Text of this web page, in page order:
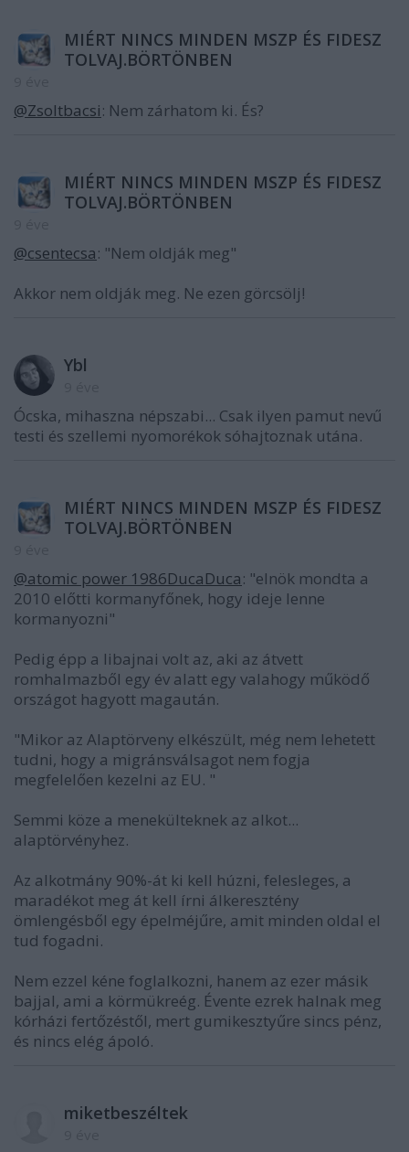
MIÉRT NINCS MINDEN MSZP ÉS FIDESZ
TOLVAJ.BÖRTÖNBEN
@Zsoltbacsi: Nem zárhatom ki. És?
MIÉRT NINCS MINDEN MSZP ÉS FIDESZ
TOLVAJ.BÖRTÖNBEN
@csentecsa: "Nem oldják meg"
Akkor nem oldják meg. Ne ezen görcsölj!
Ybl
Ócska, mihaszna népszabi... Csak ilyen pamut nevű
testi és szellemi nyomorékok sóhajtoznak utána.
MIÉRT NINCS MINDEN MSZP ÉS FIDESZ
TOLVAJ.BÖRTÖNBEN
@atomic power 1986DucaDuca: "elnök mondta a
2010 előtti kormanyfőnek, hogy ideje lenne
kormanyozni"
Pedig épp a libajnai volt az, aki az átvett
romhalmazből egy év alatt egy valahogy működő
országot hagyott magaután.
"Mikor az Alaptörveny elkészült, még nem lehetett
tudni, hogy a migránsválsagot nem fogja
megfelelően kezelni az EU. "
Semmi köze a menekülteknek az alkot...
alaptörvényhez.
Az alkotmány 90%-át ki kell húzni, felesleges, a
maradékot meg át kell írni álkeresztény
ömlengésből egy épelméjűre, amit minden oldal el
tud fogadni.
Nem ezzel kéne foglalkozni, hanem az ezer másik
bajjal, ami a körmükreég. Évente ezrek halnak meg
kórházi fertőzéstől, mert gumikesztyűre sincs pénz,
és nincs elég ápoló.
miketbeszéltek